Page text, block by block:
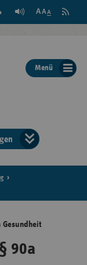
der
Seite
Feed
Menü
der
90a